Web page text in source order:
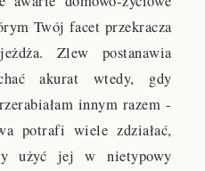
Twój facet przekracza
Zlew postanawia
akurat wtedy, gdy
innym razem -
potrafi wiele zdziałać,
użyć jej w nietypowy